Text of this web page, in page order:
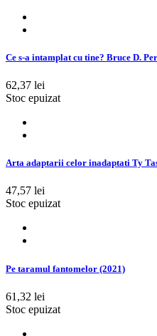
Ce s-a intamplat cu tine? Bruce D.
62,37 lei
Stoc epuizat
Arta adaptarii celor inadaptati Ty
47,57 lei
Stoc epuizat
Pe taramul fantomelor (2021)
61,32 lei
Stoc epuizat